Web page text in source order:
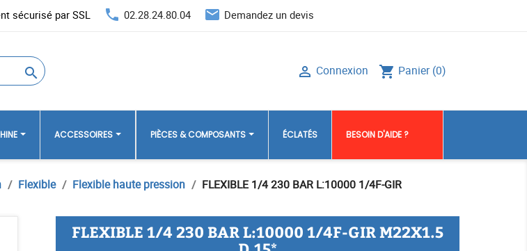
sécurisé par SSL phone 02.28.24.80.04 email Demandez un devis
 shopping_cart Panier (0)
 Connexion
ACCESSOIRES PIÈCES & COMPOSANTS ÉCLATÉS BESOIN D'AIDE ?
Flexible Flexible haute pression
FLEXIBLE 1/4 230 BAR L:10000 1/4F-GIR
FLEXIBLE 1/4 230 BAR L:10000 1/4F-GIR M22X1.5